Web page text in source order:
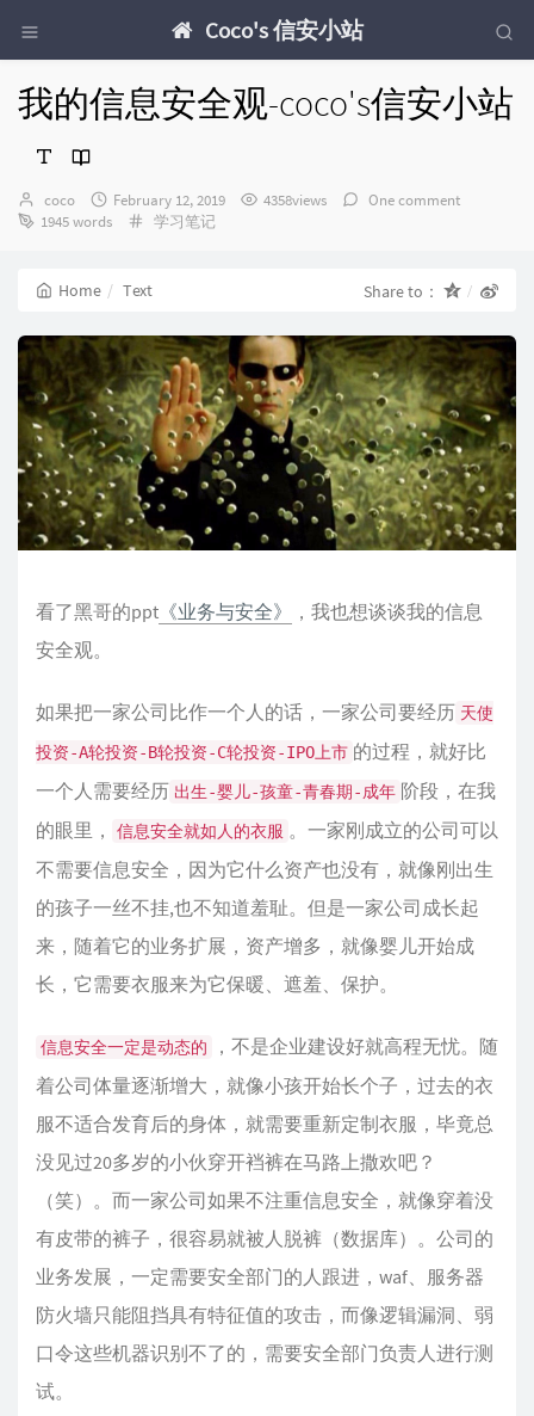
Coco's 信安小站
我的信息安全观-coco's信安小站
Author：
coco
发
February 12, 2019 4358views
One comment
1945 words
Categories：
学习笔记
Home Text Share to：
看了黑哥的ppt 《业务与安全》
，我也想谈谈我的信息
安全观。
如果把一家公司比作一个人的话，一家公司要经历 天使
投资-A轮投资-B轮投资-C轮投资-IPO上市 的过程，就好比
一个人需要经历 出生-婴儿-孩童-青春期-成年 阶段，在我
的眼里，
信息安全就如人的衣服 。一家刚成立的公司可以
不需要信息安全，因为它什么资产也没有，就像刚出生
的孩子一丝不挂,也不知道羞耻。但是一家公司成长起
来，随着它的业务扩展，资产增多，就像婴儿开始成
长，它需要衣服来为它保暖、遮羞、保护。
信息安全一定是动态的
，不是企业建设好就高程无忧。随
着公司体量逐渐增大，就像小孩开始长个子，过去的衣
服不适合发育后的身体，就需要重新定制衣服，毕竟总
没见过20多岁的小伙穿开裆裤在马路上撒欢吧？
（笑）。而一家公司如果不注重信息安全，就像穿着没
有皮带的裤子，很容易就被人脱裤（数据库）。公司的
业务发展，一定需要安全部门的人跟进，waf、服务器
防火墙只能阻挡具有特征值的攻击，而像逻辑漏洞、弱
口令这些机器识别不了的，需要安全部门负责人进行测
试。